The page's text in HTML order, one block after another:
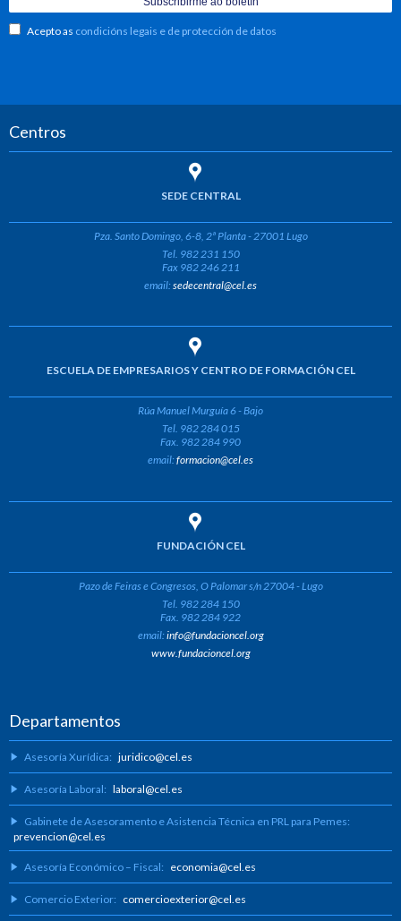
Acepto as condicións legais e de protección de datos
Centros
SEDE CENTRAL
Pza. Santo Domingo, 6-8, 2ª Planta - 27001 Lugo
Tel. 982 231 150
Fax 982 246 211
email:sedecentral@cel.es
ESCUELA DE EMPRESARIOS Y CENTRO DE FORMACIÓN CEL
Rúa Manuel Murguía 6 - Bajo
Tel. 982 284 015
Fax. 982 284 990
email:formacion@cel.es
FUNDACIÓN CEL
Pazo de Feiras e Congresos, O Palomar s/n 27004 - Lugo
Tel. 982 284 150
Fax. 982 284 922
email:info@fundacioncel.org
www.fundacioncel.org
Departamentos
Asesoría Xurídica: juridico@cel.es
Asesoría Laboral: laboral@cel.es
Gabinete de Asesoramento e Asistencia Técnica en PRL para Pemes:
prevencion@cel.es
Asesoría Económico – Fiscal: economia@cel.es
Comercio Exterior: comercioexterior@cel.es